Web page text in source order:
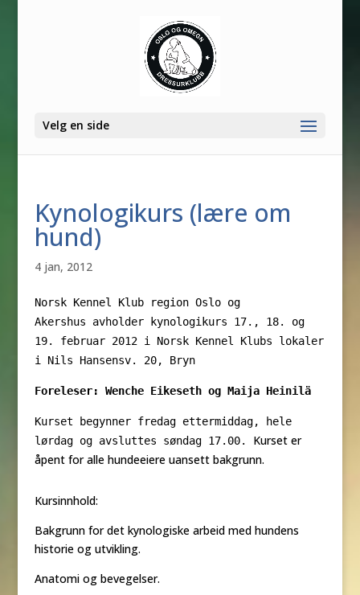
Velg en side
Kynologikurs (lære om
hund)
4 jan, 2012
Norsk Kennel Klub region Oslo og
Akershus avholder kynologikurs 17., 18. og
19. februar 2012 i
Norsk Kennel Klubs lokaler
i Nils Hansensv. 20, Bryn
Foreleser: Wenche Eikeseth og Maija Heinilä
Kurset begynner fredag ettermiddag, hele
lørdag og avsluttes søndag 17.00. Kurset er
åpent for alle hundeeiere uansett bakgrunn.
Kursinnhold:
Bakgrunn for det kynologiske arbeid med hundens
historie og utvikling.
Anatomi og bevegelser.